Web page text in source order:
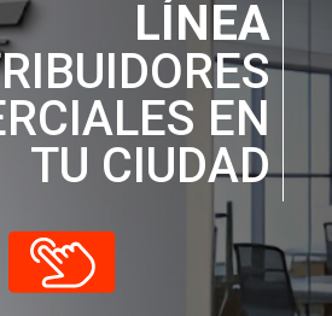
LÍNEA
EN
TU CIUDAD